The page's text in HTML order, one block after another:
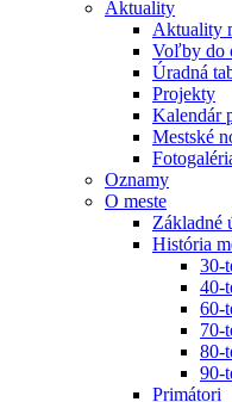
Aktuality
Aktuality
Voľby do
Úradná
Projekty
Kalendár
Mestské
Oznamy
O meste
Základné
História
30-
40-
60-
70-
80-
90-
Primátori